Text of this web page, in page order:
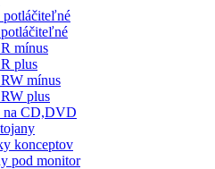
mínus
plus
mínus
plus
na CD,DVD
konceptov
pod monitor